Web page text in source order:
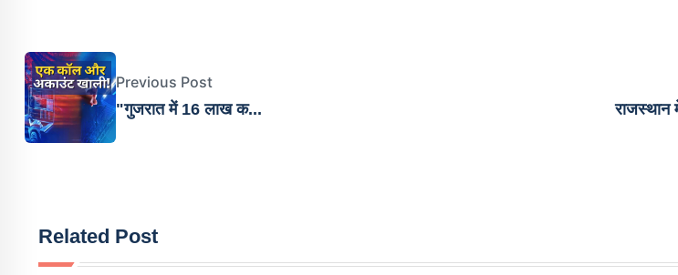
Previous Post
"गुजरात में 16 लाख क...
राजस्थान
Related Post